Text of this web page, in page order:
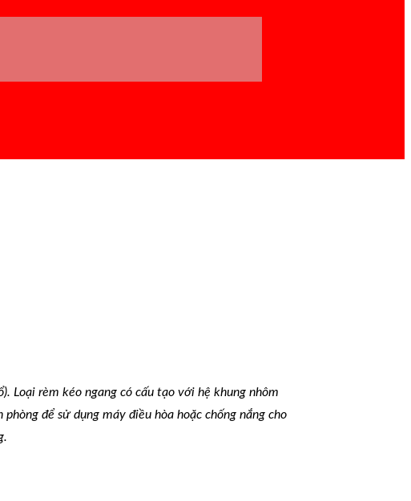
Loại rèm kéo ngang có cấu tạo với hệ khung nhôm
để sử dụng máy điều hòa hoặc chống nắng cho